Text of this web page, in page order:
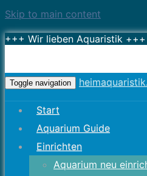
Skip to main content
+++ Wir lieben Aquaristik +++
Toggle navigation
Start
Aquarium Guide
Einrichten
Aquarium neu